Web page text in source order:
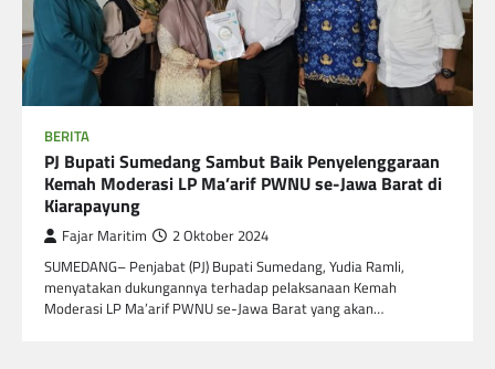
BERITA
PJ Bupati Sumedang Sambut Baik Penyelenggaraan
Kemah Moderasi LP Ma’arif PWNU se-Jawa Barat di
Kiarapayung
Fajar Maritim 2 Oktober 2024
SUMEDANG– Penjabat (PJ) Bupati Sumedang, Yudia Ramli,
menyatakan dukungannya terhadap pelaksanaan Kemah
Moderasi LP Ma’arif PWNU se-Jawa Barat yang akan…